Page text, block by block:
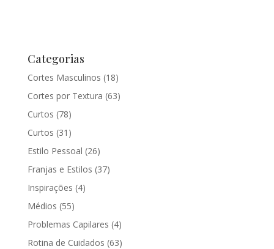
Categorias
Cortes Masculinos (18)
Cortes por Textura (63)
Curtos (78)
Curtos (31)
Estilo Pessoal (26)
Franjas e Estilos (37)
Inspirações (4)
Médios (55)
Problemas Capilares (4)
Rotina de Cuidados (63)